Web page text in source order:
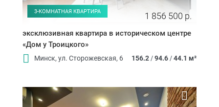
3-КОМНАТНАЯ КВАРТИРА 1 856 500 р.
эксклюзивная квартира в историческом центре
«Дом у Троицкого»
Минск, ул. Сторожевская, 6 156.2/94.6/44.1 м²